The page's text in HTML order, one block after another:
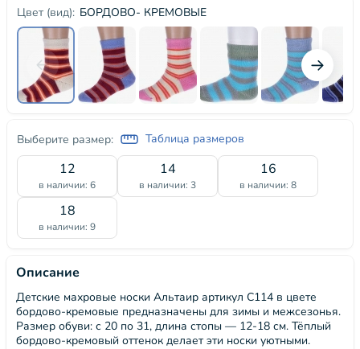
Цвет (вид): БОРДОВО- КРЕМОВЫЕ
Выберите размер: Таблица размеров
12
в наличии: 6
14
в наличии: 3
16
в наличии: 8
18
в наличии: 9
Описание
Детские махровые носки Альтаир артикул С114 в цвете
бордово-кремовые предназначены для зимы и межсезонья.
Размер обуви: с 20 по 31, длина стопы — 12-18 см. Тёплый
бордово-кремовый оттенок делает эти носки уютными.